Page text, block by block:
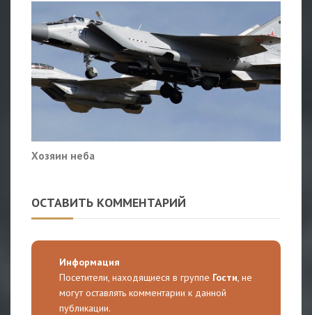
Хозяин неба
ОСТАВИТЬ КОММЕНТАРИЙ
Информация
Посетители, находящиеся в группе Гости , не
могут оставлять комментарии к данной
публикации.